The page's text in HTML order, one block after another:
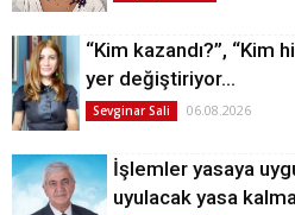
“Kim kazandı?”, “Kim
yer değiştiriyor…
Sevginar Sali 06.08.2026
İşlemler yasaya
uyulacak yasa